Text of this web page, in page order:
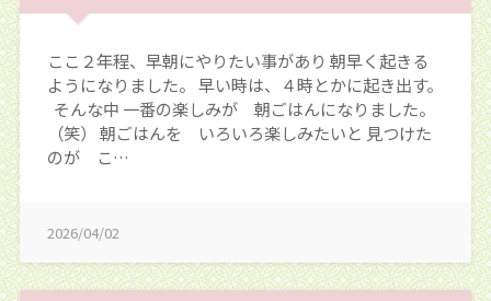
ここ２年程、早朝にやりたい事があり 朝早く起きる
ようになりました。 早い時は、４時とかに起き出す。
そんな中 一番の楽しみが 朝ごはんになりました。
（笑） 朝ごはんを いろいろ楽しみたいと 見つけた
のが こ…
2026/04/02